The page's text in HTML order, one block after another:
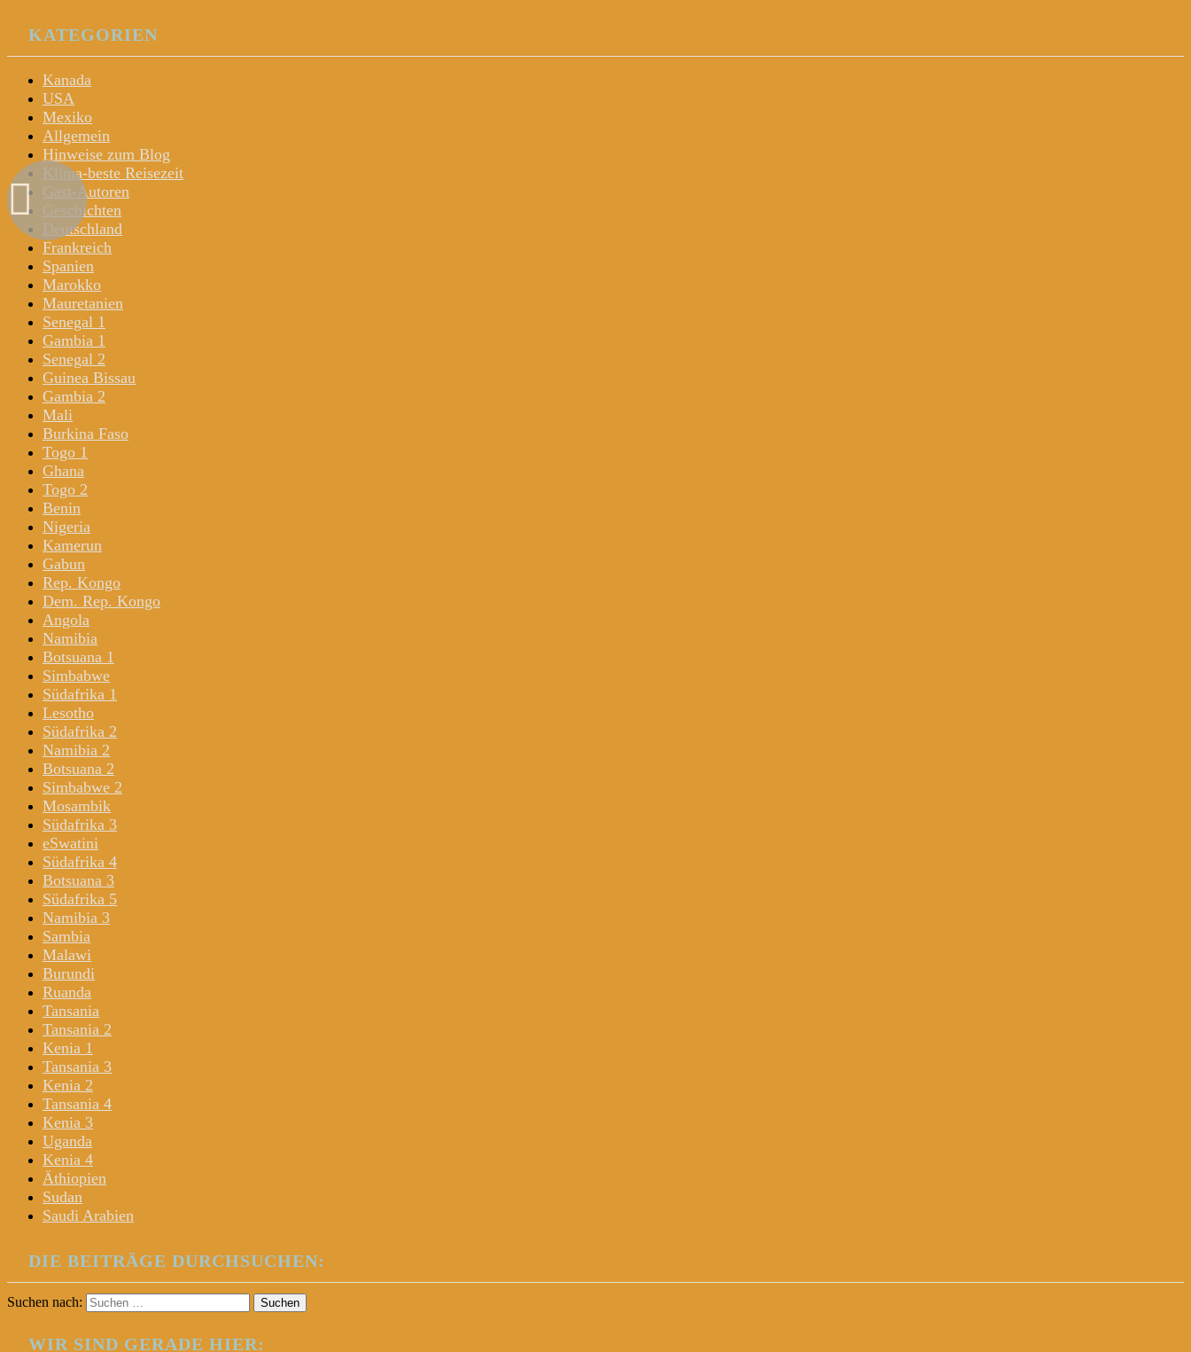
KATEGORIEN
Kanada
USA
Mexiko
Allgemein
Hinweise zum Blog
Klima-beste Reisezeit
Gast-Autoren
Geschichten
Deutschland
Frankreich
Spanien
Marokko
Mauretanien
Senegal 1
Gambia 1
Senegal 2
Guinea Bissau
Gambia 2
Mali
Burkina Faso
Togo 1
Ghana
Togo 2
Benin
Nigeria
Kamerun
Gabun
Rep. Kongo
Dem. Rep. Kongo
Angola
Namibia
Botsuana 1
Simbabwe
Südafrika 1
Lesotho
Südafrika 2
Namibia 2
Botsuana 2
Simbabwe 2
Mosambik
Südafrika 3
eSwatini
Südafrika 4
Botsuana 3
Südafrika 5
Namibia 3
Sambia
Malawi
Burundi
Ruanda
Tansania
Tansania 2
Kenia 1
Tansania 3
Kenia 2
Tansania 4
Kenia 3
Uganda
Kenia 4
Äthiopien
Sudan
Saudi Arabien
DIE BEITRÄGE DURCHSUCHEN:
Suchen nach:
WIR SIND GERADE HIER: